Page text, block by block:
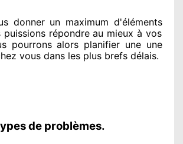
donnerun maximum d'éléments
puissions répondre au mieux à vos
pourrons alors planifier une une
vous dans les plus brefs délais.
de problèmes.